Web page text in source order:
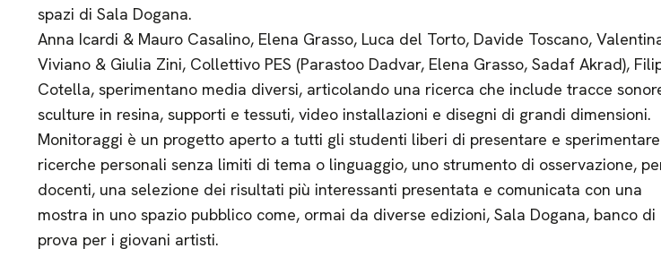
spazi di Sala Dogana.
Anna Icardi & Mauro Casalino, Elena Grasso, Luca del Torto, Davide Toscano,
Viviano & Giulia Zini, Collettivo PES (Parastoo Dadvar, Elena Grasso, Sadaf Akrad),
Cotella, sperimentano media diversi, articolando una ricerca che include tracce
sculture in resina, supporti e tessuti, video installazioni e disegni di grandi dimensioni.
Monitoraggi è un progetto aperto a tutti gli studenti liberi di presentare e sperimentare
ricerche personali senza limiti di tema o linguaggio, uno strumento di osservazione,
docenti, una selezione dei risultati più interessanti presentata e comunicata con una
mostra in uno spazio pubblico come, ormai da diverse edizioni, Sala Dogana, banco di
prova per i giovani artisti.